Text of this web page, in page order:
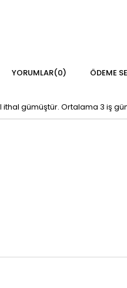
YORUMLAR(0) ÖDEME
gümüştür. Ortalama 3 iş